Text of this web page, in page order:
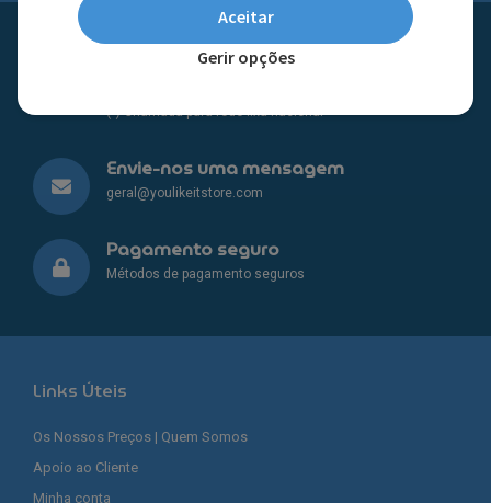
Aceitar
Gerir opções
Apoio ao cliente
(*) Chamada para rede fixa nacional
Envie-nos uma mensagem
geral@youlikeitstore.com
Pagamento seguro
Métodos de pagamento seguros
Links Úteis
Os Nossos Preços | Quem Somos
Apoio ao Cliente
Minha conta